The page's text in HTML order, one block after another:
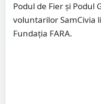
Podul de Fier și Podul
voluntarilor SamCivia
Fundația FARA.